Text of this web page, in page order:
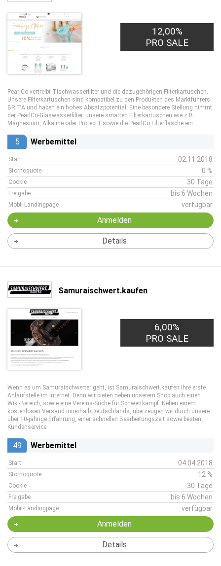
12,00%
PRO SALE
PearlCo vertreibt Tischwasserfilter und die dazugehörigen Filterkartuschen.
Unsere Filterkartuschen sind kompatibel zu den Produkten des Marktführers
BRITA und haben ein hohes Absatzpotential. Eine besondere Stellung nimmt
der PearlCo-Glaswasserfilter, unsere smarten Filterkartuschen wie z.B.
Magnesium, Alkaline oder Protect+ sowie die PearlCo Filterflasche ein.
5 Werbemittel
Start 02.11.2018
Stornoquote 0 %
Cookie 30 Tage
Freigabe bis 6 Wochen
Mobil-Landingpage verfügbar
Anmelden
Details
Samuraischwert.kaufen
6,00%
PRO SALE
Wenn es um Samuraischwerter geht, ist Samuraischwert.kaufen Ihre erste
Anlaufstelle im Internet. Denn wir bieten neben unserem Shop auch einen
Wiki-Bereich, sowie eine Vereins-Suche für Schwertkampf. Neben einem
kostenlosen Versand innerhalb Deutschlands, überzeugen wir durch unsere
über 10-jährige Erfahrung, einer schnellen Bearbeitungszeit sowie besten
Kundenservice.
49 Werbemittel
Start 04.04.2018
Stornoquote 12 %
Cookie 30 Tage
Freigabe bis 6 Wochen
Mobil-Landingpage verfügbar
Anmelden
Details